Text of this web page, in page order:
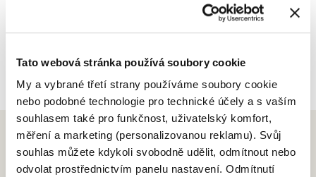
Tato webová stránka používá soubory cookie
My a vybrané třetí strany používáme soubory cookie
nebo podobné technologie pro technické účely a s vaším
souhlasem také pro funkčnost, uživatelský komfort,
měření a marketing (personalizovanou reklamu). Svůj
souhlas můžete kdykoli svobodně udělit, odmítnout nebo
odvolat prostřednictvím panelu nastavení. Odmítnutí
Byt městská část Trieste